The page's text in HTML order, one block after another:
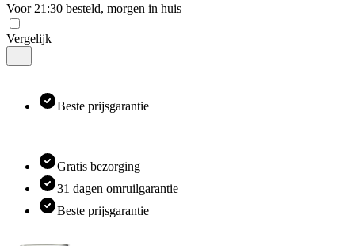
Voor 21:30 besteld, morgen in huis
Vergelijk
Beste prijsgarantie
Gratis bezorging
31 dagen omruilgarantie
Beste prijsgarantie